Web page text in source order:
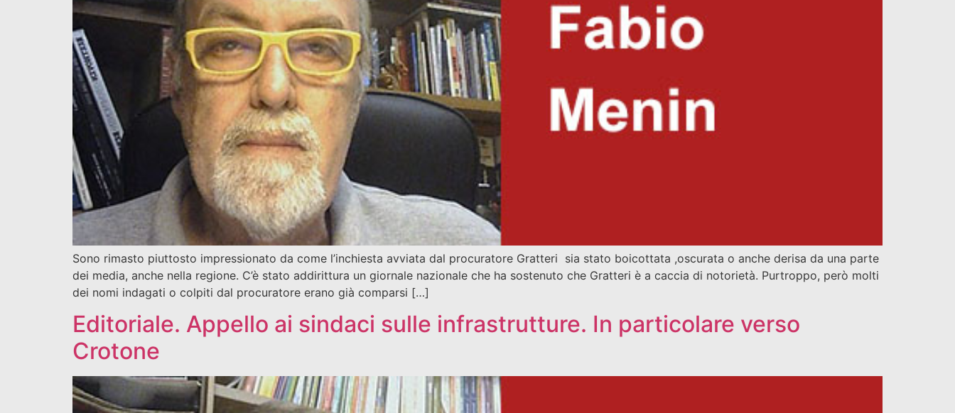
Sono rimasto piuttosto impressionato da come l’inchiesta avviata dal procuratore Gratteri sia stato boicottata ,oscurata o anche derisa da una parte
dei media, anche nella regione. C’è stato addirittura un giornale nazionale che ha sostenuto che Gratteri è a caccia di notorietà. Purtroppo, però molti
dei nomi indagati o colpiti dal procuratore erano già comparsi […]
Editoriale. Appello ai sindaci sulle infrastrutture. In particolare verso
Crotone